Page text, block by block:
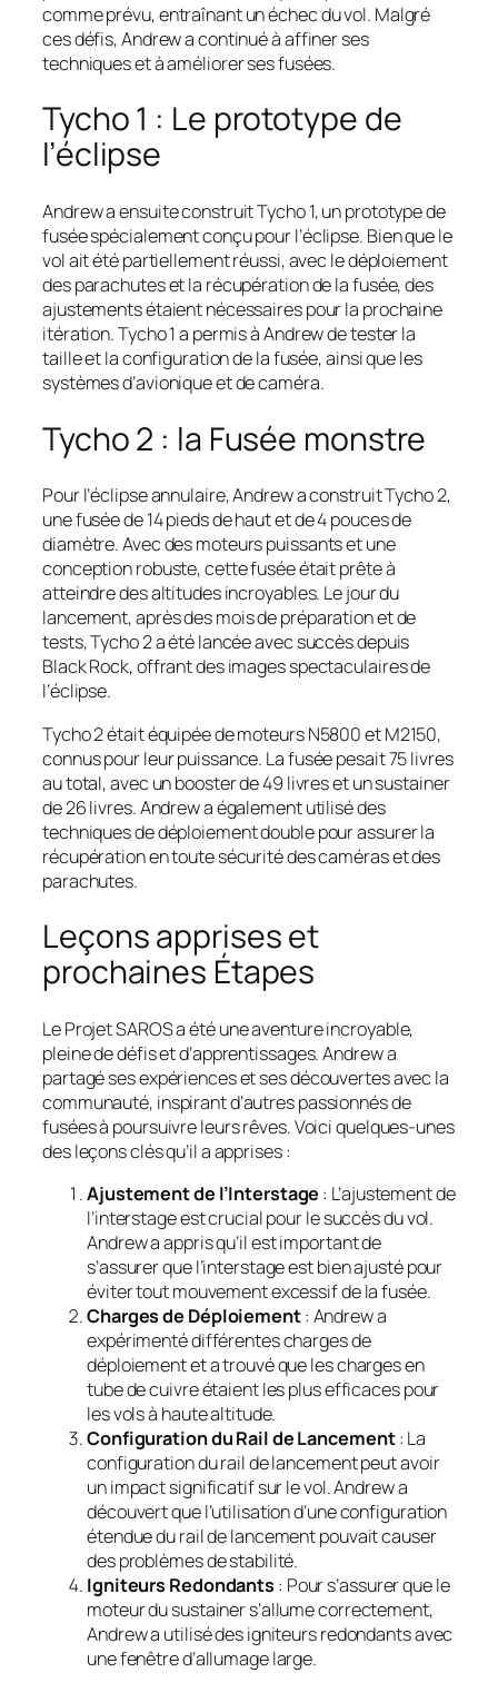
comme prévu, entraînant un échec du vol. Malgré
ces défis, Andrew a continué à affiner ses
techniques et à améliorer ses fusées.
Tycho 1 : Le prototype de
l’éclipse
Andrew a ensuite construit Tycho 1, un prototype de
fusée spécialement conçu pour l’éclipse. Bien que le
vol ait été partiellement réussi, avec le déploiement
des parachutes et la récupération de la fusée, des
ajustements étaient nécessaires pour la prochaine
itération. Tycho 1 a permis à Andrew de tester la
taille et la configuration de la fusée, ainsi que les
systèmes d’avionique et de caméra.
Tycho 2 : la Fusée monstre
Pour l’éclipse annulaire, Andrew a construit Tycho 2,
une fusée de 14 pieds de haut et de 4 pouces de
diamètre. Avec des moteurs puissants et une
conception robuste, cette fusée était prête à
atteindre des altitudes incroyables. Le jour du
lancement, après des mois de préparation et de
tests, Tycho 2 a été lancée avec succès depuis
Black Rock, offrant des images spectaculaires de
l’éclipse.
Tycho 2 était équipée de moteurs N5800 et M2150,
connus pour leur puissance. La fusée pesait 75 livres
au total, avec un booster de 49 livres et un sustainer
de 26 livres. Andrew a également utilisé des
techniques de déploiement double pour assurer la
récupération en toute sécurité des caméras et des
parachutes.
Leçons apprises et
prochaines Étapes
Le Projet SAROS a été une aventure incroyable,
pleine de défis et d’apprentissages. Andrew a
partagé ses expériences et ses découvertes avec la
communauté, inspirant d’autres passionnés de
fusées à poursuivre leurs rêves. Voici quelques-unes
des leçons clés qu’il a apprises :
Ajustement de l’Interstage : L’ajustement de
l’interstage est crucial pour le succès du vol.
Andrew a appris qu’il est important de
s’assurer que l’interstage est bien ajusté pour
éviter tout mouvement excessif de la fusée.
Charges de Déploiement: Andrew a
expérimenté différentes charges de
déploiement et a trouvé que les charges en
tube de cuivre étaient les plus efficaces pour
les vols à haute altitude.
Configuration du Rail de Lancement: La
configuration du rail de lancement peut avoir
un impact significatif sur le vol. Andrew a
découvert que l’utilisation d’une configuration
étendue du rail de lancement pouvait causer
des problèmes de stabilité.
Igniteurs Redondants : Pour s’assurer que le
moteur du sustainer s’allume correctement,
Andrew a utilisé des igniteurs redondants avec
une fenêtre d’allumage large.